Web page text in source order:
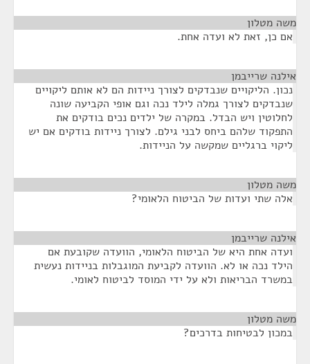
משה מטלון
אם כן, זאת לא ועדה אחת.
אילנה שרייבמן
נכון. הליקויים שנבדקים לצורך ניידות הם לא אותם ליקויים
שנבדקים לצורך גמלה לילד נכה וגם אופי הקביעה שונה
לחלוטין ויש הבדל. במקרה של ילדים נכים בודקים את
התפקוד שלהם ביחס לבני גילם. לצורך ניידות בודקים אם יש
ליקוי ברגליים שמקשה על הניידות.
משה מטלון
אלה שתי ועדות של הביטוח הלאומי?
אילנה שרייבמן
ועדה אחת היא של הביטוח הלאומי, הוועדה שקובעת אם
הילד נכה או לא. הוועדה לקביעת המוגבלות בניידות נעשית
במשרד הבריאות ולא על ידי המוסד לביטוח לאומי.
משה מטלון
במכון לבטיחות בדרכים?